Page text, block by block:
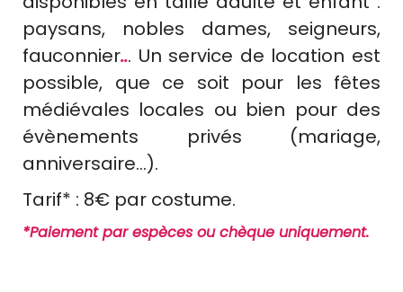
paysans, nobles dames, seigneurs,
fauconnier... Un service de location est
possible, que ce soit pour les fêtes
médiévales locales ou bien pour des
évènements privés (mariage,
anniversaire…).
Tarif* : 8€ par costume.
*Paiement par espèces ou chèque uniquement.